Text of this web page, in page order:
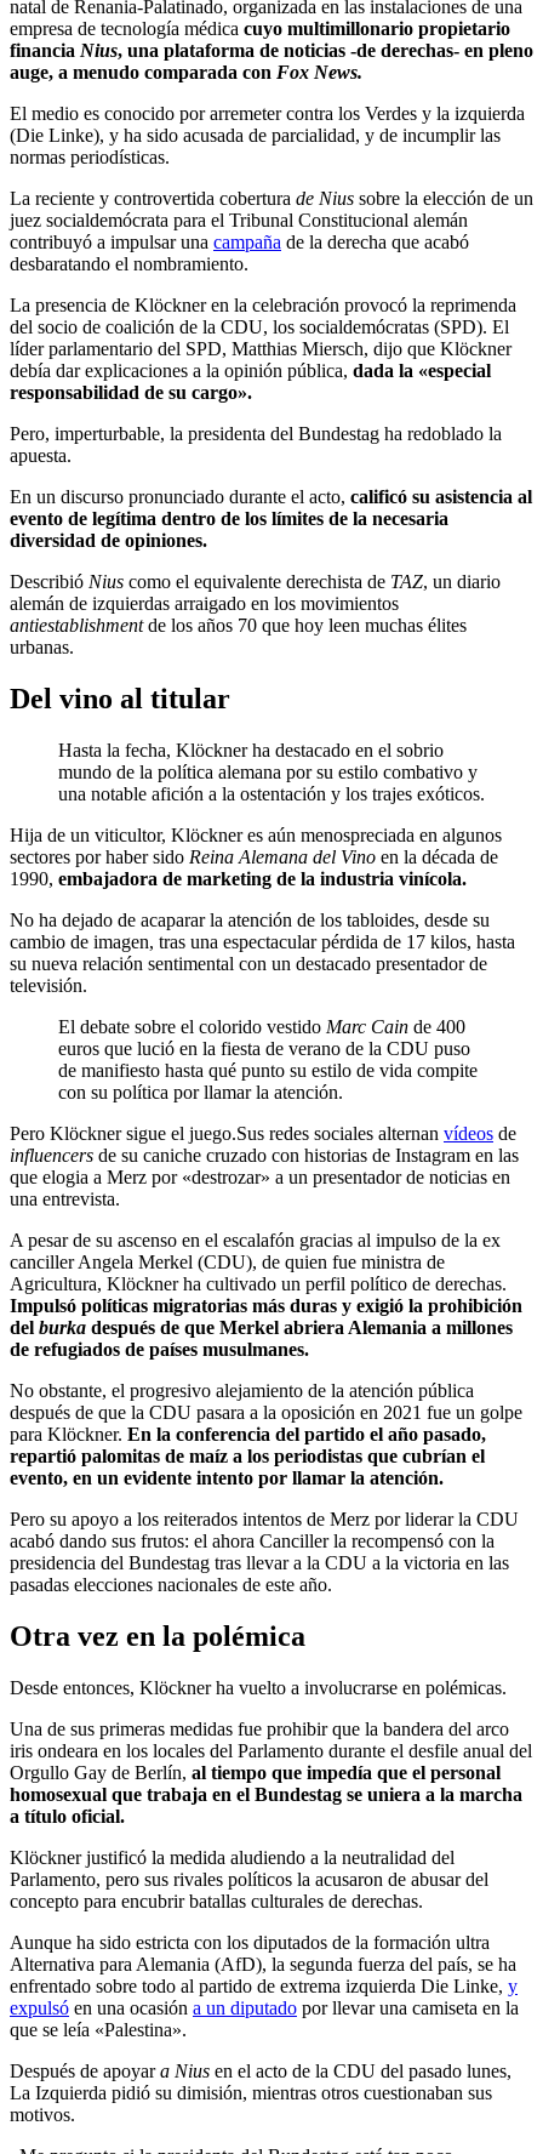
natal de Renania-Palatinado, organizada en las instalaciones de una
empresa de tecnología médica cuyo multimillonario propietario
financia Nius, una plataforma de noticias -de derechas- en pleno
auge, a menudo comparada con Fox News.
El medio es conocido por arremeter contra los Verdes y la izquierda
(Die Linke), y ha sido acusada de parcialidad, y de incumplir las
normas periodísticas.
La reciente y controvertida cobertura de Nius sobre la elección de un
juez socialdemócrata para el Tribunal Constitucional alemán
contribuyó a impulsar una campaña de la derecha que acabó
desbaratando el nombramiento.
La presencia de Klöckner en la celebración provocó la reprimenda
del socio de coalición de la CDU, los socialdemócratas (SPD). El
líder parlamentario del SPD, Matthias Miersch, dijo que Klöckner
debía dar explicaciones a la opinión pública, dada la «especial
responsabilidad de su cargo».
Pero, imperturbable, la presidenta del Bundestag ha redoblado la
apuesta.
En un discurso pronunciado durante el acto, calificó su asistencia al
evento de legítima dentro de los límites de la necesaria
diversidad de opiniones.
Describió Nius como el equivalente derechista de TAZ, un diario
alemán de izquierdas arraigado en los movimientos
antiestablishmentde los años 70 que hoy leen muchas élites
urbanas.
Del vino al titular
Hasta la fecha, Klöckner ha destacado en el sobrio
mundo de la política alemana por su estilo combativo y
una notable afición a la ostentación y los trajes exóticos.
Hija de un viticultor, Klöckner es aún menospreciada en algunos
sectores por haber sido Reina Alemana del Vino en la década de
1990, embajadora de marketing de la industria vinícola.
No ha dejado de acaparar la atención de los tabloides, desde su
cambio de imagen, tras una espectacular pérdida de 17 kilos, hasta
su nueva relación sentimental con un destacado presentador de
televisión.
El debate sobre el colorido vestido Marc Cain de 400
euros que lució en la fiesta de verano de la CDU puso
de manifiesto hasta qué punto su estilo de vida compite
con su política por llamar la atención.
Pero Klöckner sigue el juego.Sus redes sociales alternan vídeos de
influencers de su caniche cruzado con historias de Instagram en las
que elogia a Merz por «destrozar» a un presentador de noticias en
una entrevista.
A pesar de su ascenso en el escalafón gracias al impulso de la ex
canciller Angela Merkel (CDU), de quien fue ministra de
Agricultura, Klöckner ha cultivado un perfil político de derechas.
Impulsó políticas migratorias más duras y exigió la prohibición
del burka después de que Merkel abriera Alemania a millones
de refugiados de países musulmanes.
No obstante, el progresivo alejamiento de la atención pública
después de que la CDU pasara a la oposición en 2021 fue un golpe
para Klöckner. En la conferencia del partido el año pasado,
repartió palomitas de maíz a los periodistas que cubrían el
evento, en un evidente intento por llamar la atención.
Pero su apoyo a los reiterados intentos de Merz por liderar la CDU
acabó dando sus frutos: el ahora Canciller la recompensó con la
presidencia del Bundestag tras llevar a la CDU a la victoria en las
pasadas elecciones nacionales de este año.
Otra vez en la polémica
Desde entonces, Klöckner ha vuelto a involucrarse en polémicas.
Una de sus primeras medidas fue prohibir que la bandera del arco
iris ondeara en los locales del Parlamento durante el desfile anual del
Orgullo Gay de Berlín, al tiempo que impedía que el personal
homosexual que trabaja en el Bundestag se uniera a la marcha
a título oficial.
Klöckner justificó la medida aludiendo a la neutralidad del
Parlamento, pero sus rivales políticos la acusaron de abusar del
concepto para encubrir batallas culturales de derechas.
Aunque ha sido estricta con los diputados de la formación ultra
Alternativa para Alemania (AfD), la segunda fuerza del país, se ha
enfrentado sobre todo al partido de extrema izquierda Die Linke, y
expulsó en una ocasión a un diputado por llevar una camiseta en la
que se leía «Palestina».
Después de apoyara Nius en el acto de la CDU del pasado lunes,
La Izquierda pidió su dimisión, mientras otros cuestionaban sus
motivos.